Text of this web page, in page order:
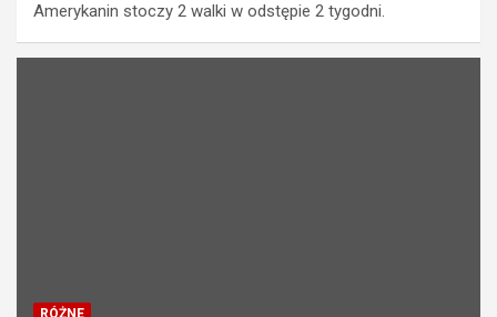
Amerykanin stoczy 2 walki w odstępie 2 tygodni.